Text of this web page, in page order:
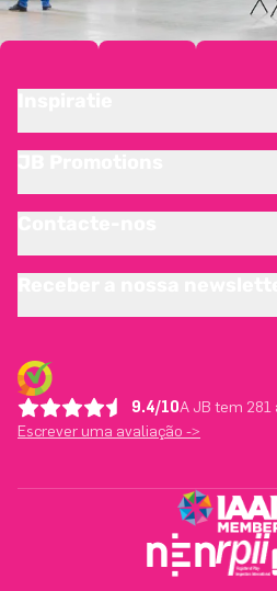
9.4/10A JB tem 281
Escrever uma avaliação ->